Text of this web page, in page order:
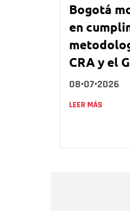
Bogotá
en
CRA y el
08•07•2026
LEER MÁS